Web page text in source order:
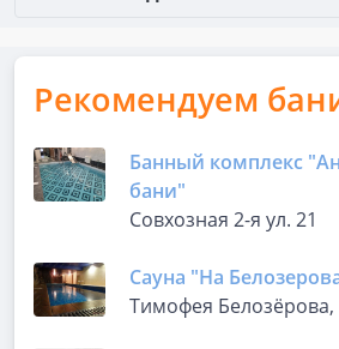
Рекомендуем
Банный комплекс
бани"
Совхозная 2-я ул. 21
Сауна "На
Тимофея Белозёрова,